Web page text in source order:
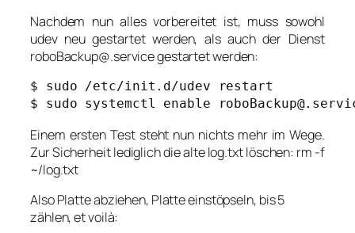
Nachdem nun alles vorbereitet ist, muss sowohl
udev neu gestartet werden, als auch der Dienst
roboBackup@.service gestartet werden:
$ sudo /etc/init.d/udev restart
$ sudo systemctl enable
Einem ersten Test steht nun nichts mehr im Wege.
Zur Sicherheit lediglich die alte log.txt löschen: rm -f
~/log.txt
Also Platte abziehen, Platte einstöpseln, bis 5
zählen, et voilà: